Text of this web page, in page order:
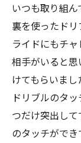
いつも取り組
裏を使ったド
ライドにもチ
相手がいると
けてもらいまし
ドリブルのタ
つだけ突出し
のタッチがで